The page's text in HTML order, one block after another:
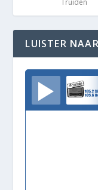
Truiden
LUISTER